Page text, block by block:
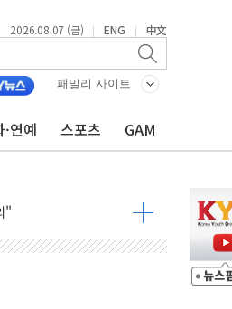
2026.08.07 (금) | ENG | 中文
패밀리 사이트
연예 스포츠 GAM
구체화
·피그마·앱러빈↓
·샌디스크↓